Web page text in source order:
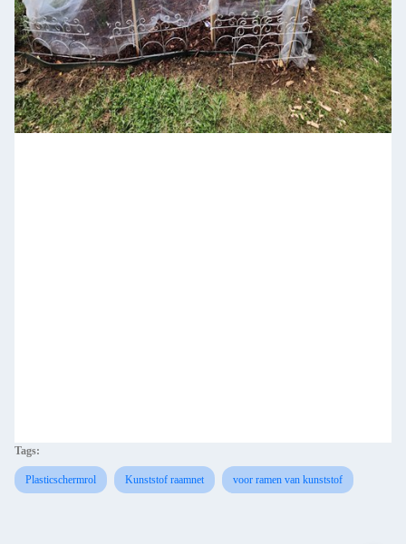
Tags:
Plasticschermrol Kunststof raamnet voor ramen van kunststof